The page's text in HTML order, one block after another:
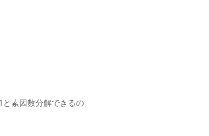
素因数分解できるの